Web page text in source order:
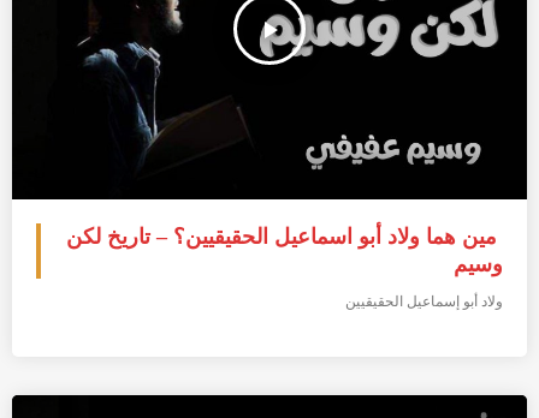
play_arrow
مين هما ولاد أبو اسماعيل الحقيقيين؟ – تاريخ لكن
وسيم
ولاد أبو إسماعيل الحقيقيين